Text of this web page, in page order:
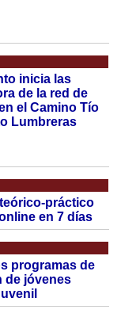
inicia las
de la red de
el Camino Tío
Lumbreras
práctico
en 7 días
programas de
de jóvenes